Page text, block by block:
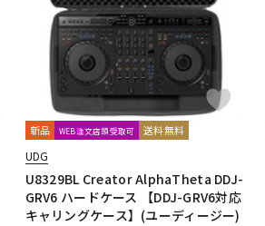
新品 WEB注文店頭受取可 送料無料
UDG
U8329BL Creator AlphaTheta DDJ-
GRV6 ハードケース 【DDJ-GRV6対応
キャリングケース】(ユーディージー)